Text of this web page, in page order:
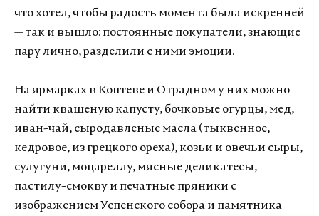
что хотел, чтобы радость момента была искренней
— так и вышло: постоянные покупатели, знающие
пару лично, разделили с ними эмоции.
На ярмарках в Коптеве и Отрадном у них можно
найти квашеную капусту, бочковые огурцы, мед,
иван-чай, сыродавленые масла (тыквенное,
кедровое, из грецкого ореха), козьи и овечьи сыры,
сулугуни, моцареллу, мясные деликатесы,
пастилу-смокву и печатные пряники с
изображением Успенского собора и памятника